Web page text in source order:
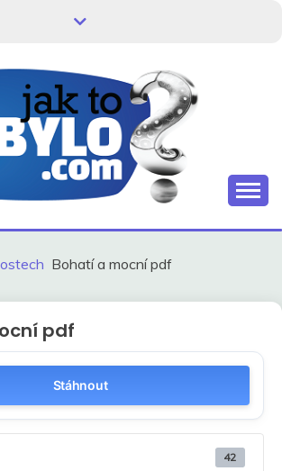
V
Bohatí a mocní pdf
pdf
Stáhnout
42